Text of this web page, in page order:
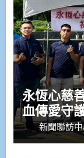
永恆心慈
血傳愛守
新聞聯訪